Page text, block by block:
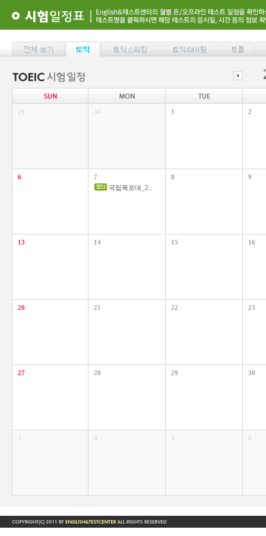
29 30 1 2
6
7
국립목포대_2..
8 9
13 14 15 16
20 21 22 23
27 28 29 30
3 4 5 6